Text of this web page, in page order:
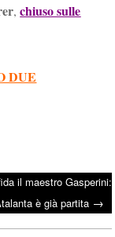
,chiuso sulle
DUE
il maestro Gasperini:
è già partita →